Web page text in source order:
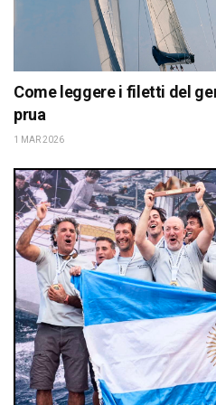
Come leggere i filetti del
prua
1 MAR 2026